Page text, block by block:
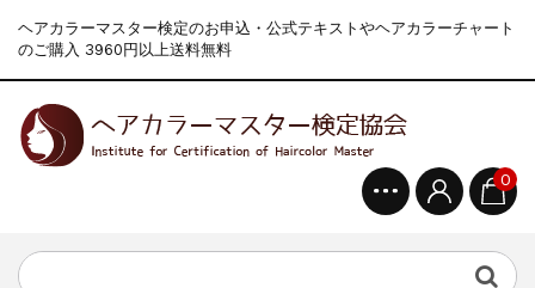
ヘアカラーマスター検定のお申込・公式テキストやヘアカラーチャート
のご購入 3960円以上送料無料
0
一部ヘアカラーチャートのお値引きを行いま...